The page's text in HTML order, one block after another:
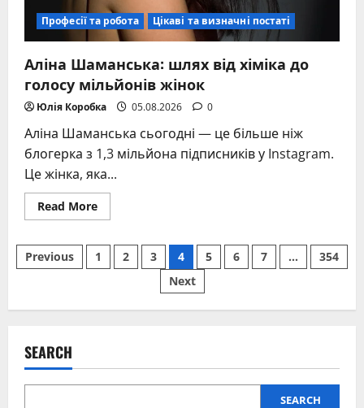
Професії та робота Цікаві та визначні постаті
Аліна Шаманська: шлях від хіміка до
голосу мільйонів жінок
Юлія Коробка 05.08.2026 0
Аліна Шаманська сьогодні — це більше ніж
блогерка з 1,3 мільйона підписників у Instagram.
Це жінка, яка...
Read MoreRead
more
Шаманська:
шлях
від
голосу
Posts
Previous 1 2 3 4 5 6 7 …
354
Next
SEARCH
SEARCH